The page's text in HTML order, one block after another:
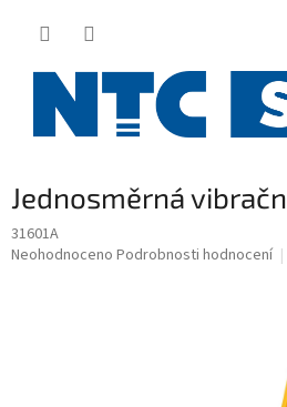
Jednosměrná
31601A
Průměrné
Neohodnoceno Podrobnosti hodnocení